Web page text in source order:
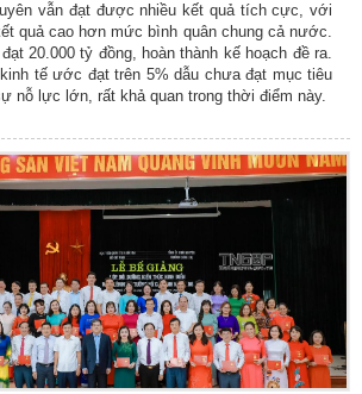
vẫn đạt được nhiều kết quả tích cực, với
quả cao hơn mức bình quân chung cả nước.
20.000 tỷ đồng, hoàn thành kế hoạch đề ra.
tế ước đạt trên 5% dẫu chưa đạt mục tiêu
nỗ lực lớn, rất khả quan trong thời điểm này.